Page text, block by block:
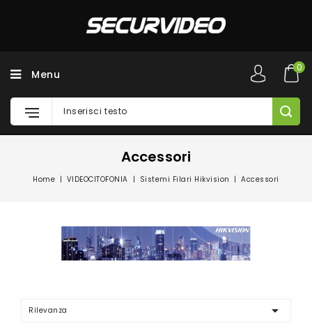
Menu
0
Accessori
Home VIDEOCITOFONIA Sistemi Filari Hikvision Accessori
Rilevanza 